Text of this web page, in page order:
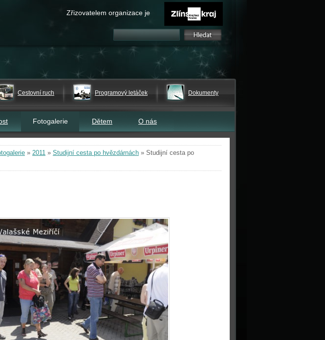
Zřizovatelem organizace je
Cestovní ruch Programový letáček Dokumenty
Fotogalerie Dětem O nás
» 2011 » Studijní cesta po hvězdárnách » Studijní cesta po